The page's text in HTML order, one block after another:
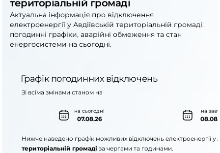
територіальній громаді
Актуальна інформація про відключення
електроенергії у Авдіївській територіальній громаді:
погодинні графіки, аварійні обмеження та стан
енергосистеми на сьогодні.
Графік погодинних відключень
на сьогодні
07.08.26
на
Зі всіма змінами станом на
Нижче наведено графік можливих відключень електроенергії у
територіальній громаді за чергами та годинами.